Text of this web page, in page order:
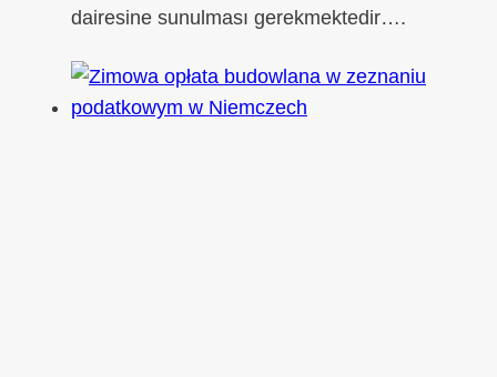
dairesine sunulması gerekmektedir….